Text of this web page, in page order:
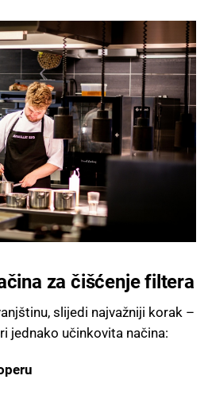
za čišćenje filtera
slijedi najvažniji korak –
jednako učinkovita načina: